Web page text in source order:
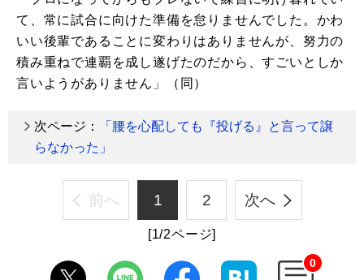
て、常に試合に向けた準備を怠りませんでした。かわ
いい後輩であることに変わりはありませんが、努力の
積み重ねで連覇を成し遂げたのだから、すごいとしか
言いようがありません」（同）
次ページ：
「腰を心配しても『投げる』と言って譲
らなかった」
前へ 1 2 次へ
[1/2ページ]
0